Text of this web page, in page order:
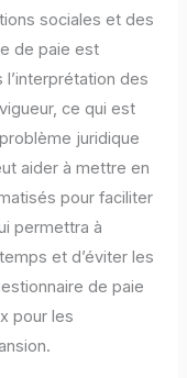
sociales et des
de paie est
des
ce qui est
juridique
aider à mettre en
pour faciliter
permettra à
et d’éviter les
de paie
pour les